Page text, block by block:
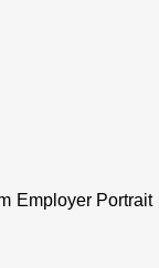
Employer Portrait